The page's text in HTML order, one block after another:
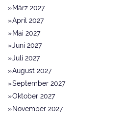
März 2027
April 2027
Mai 2027
Juni 2027
Juli 2027
August 2027
September 2027
Oktober 2027
November 2027